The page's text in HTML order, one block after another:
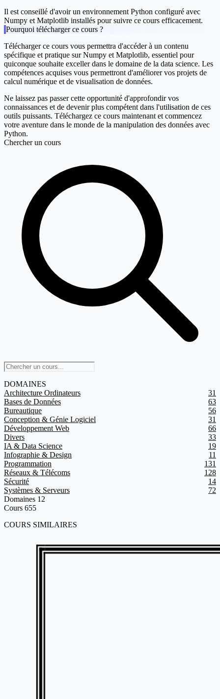
Il est conseillé d'avoir un environnement Python configuré avec
Numpy et Matplotlib installés pour suivre ce cours efficacement.
Pourquoi télécharger ce cours ?
Télécharger ce cours vous permettra d'accéder à un contenu
spécifique et pratique sur Numpy et Matplotlib, essentiel pour
quiconque souhaite exceller dans le domaine de la data science. Les
compétences acquises vous permettront d'améliorer vos projets de
calcul numérique et de visualisation de données.
Ne laissez pas passer cette opportunité d'approfondir vos
connaissances et de devenir plus compétent dans l'utilisation de ces
outils puissants. Téléchargez ce cours maintenant et commencez
votre aventure dans le monde de la manipulation des données avec
Python.
Chercher un cours
DOMAINES
Architecture Ordinateurs
31
Bases de Données
63
Bureautique
56
Conception & Génie Logiciel
31
Développement Web
66
Divers
33
IA & Data Science
19
Infographie & Design
11
Programmation
131
Réseaux & Télécoms
128
Sécurité
14
Systèmes & Serveurs
72
Domaines 12
Cours 655
COURS SIMILAIRES